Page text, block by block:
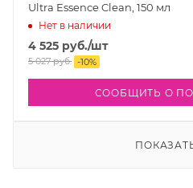
Ultra Essence Clean, 150 мл
Нет в наличии
4 525 руб./шт
5 027руб. -10%
СООБЩИТЬ О